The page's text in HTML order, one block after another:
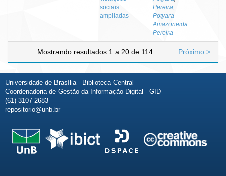
sociais
ampliadas
Pereira,
Potyara
Amazoneida
Pereira
Mostrando resultados 1 a 20 de 114 Próximo >
Universidade de Brasília - Biblioteca Central
Coordenadoria de Gestão da Informação Digital - GID
(61) 3107-2683
repositorio@unb.br